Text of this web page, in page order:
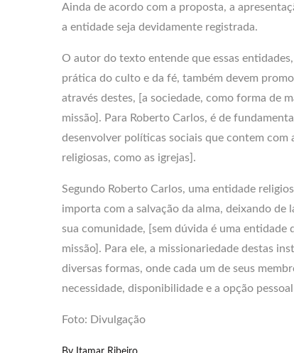
Ainda de acordo com a proposta, a
a entidade seja devidamente registrada.
O autor do texto entende que essas
prática do culto e da fé, também devem
através destes, [a sociedade, como forma de
missão]. Para Roberto Carlos, é de
desenvolver políticas sociais que contem com
religiosas, como as igrejas].
Segundo Roberto Carlos, uma entidade
importa com a salvação da alma, deixando de
sua comunidade, [sem dúvida é uma entidade
missão]. Para ele, a missionariedade destas
diversas formas, onde cada um de seus
necessidade, disponibilidade e a opção
Foto: Divulgação